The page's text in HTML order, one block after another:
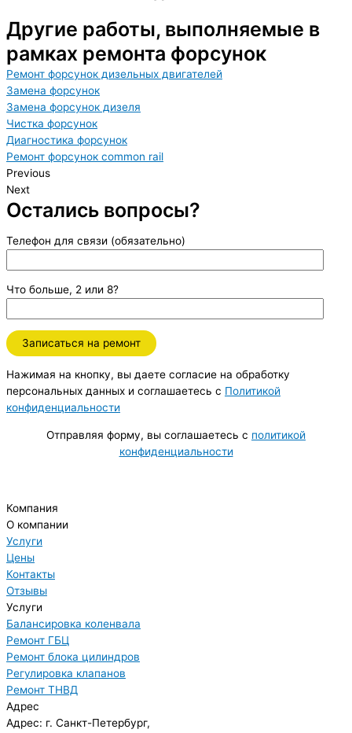
Другие работы, выполняемые в
рамках ремонта форсунок
Ремонт форсунок дизельных двигателей
Замена форсунок
Замена форсунок дизеля
Чистка форсунок
Диагностика форсунок
Ремонт форсунок common rail
Previous
Next
Остались вопросы?
Телефон для связи (обязательно)
Что больше, 2 или 8?
Нажимая на кнопку, вы даете согласие на обработку
персональных данных и соглашаетесь c Политикой
конфиденциальности
Отправляя форму, вы соглашаетесь с политикой
конфиденциальности
Компания
О компании
Услуги
Цены
Контакты
Отзывы
Услуги
Балансировка коленвала
Ремонт ГБЦ
Ремонт блока цилиндров
Регулировка клапанов
Ремонт ТНВД
Адрес
Адрес: г. Санкт-Петербург,